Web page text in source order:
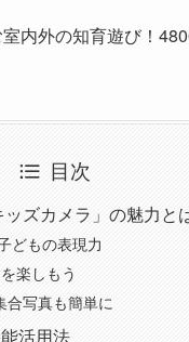
内外の知育遊び！
目次
ズカメラ」の魅力と
どもの表現力
楽しもう
写真も簡単に
活用法